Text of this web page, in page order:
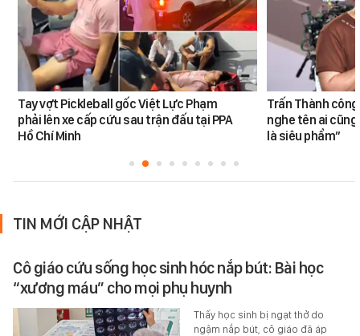
Tay vợt Pickleball gốc Việt Lực Phạm
phải lên xe cấp cứu sau trận đấu tại PPA
Hồ Chí Minh
Trấn Thành
nghe tên ai
là siêu phẩm”
TIN MỚI CẬP NHẬT
Cô giáo cứu sống học sinh hóc nắp bút: Bài học
“xương máu” cho mọi phụ huynh
Thấy học sinh bị ngạt thở do
ngậm nắp bút, cô giáo đã áp